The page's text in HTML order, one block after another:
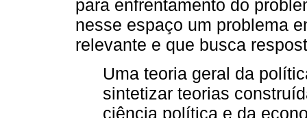
para enfrentamento do
nesse espaço um problema
relevante e que busca
Uma teoria geral da
sintetizar teorias
ciência política e da